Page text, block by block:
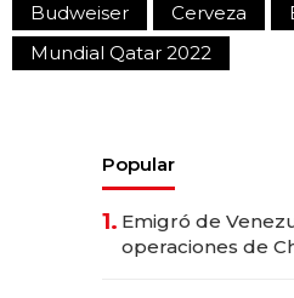
Budweiser Cerveza
Mundial Qatar 2022
Popular
1. Emigró de
operaciones de